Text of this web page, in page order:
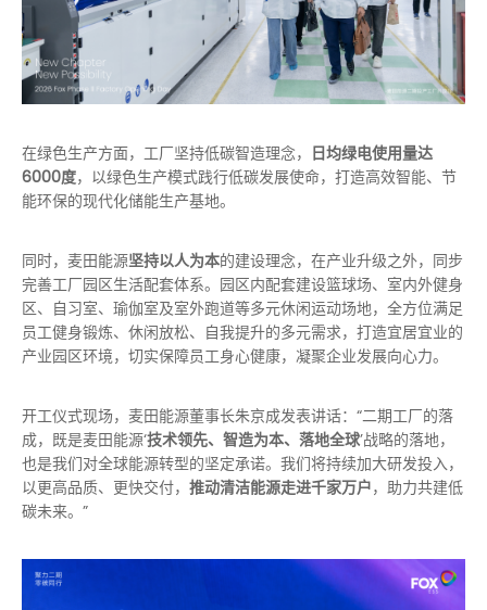
在绿色生产方面，工厂坚持低碳智造理念， 日均绿电使用量达
6000度，以绿色生产模式践行低碳发展使命，打造高效智能、节
能环保的现代化储能生产基地。
同时，麦田能源坚持以人为本的建设理念，在产业升级之外，同步
完善工厂园区生活配套体系。园区内配套建设篮球场、室内外健身
区、自习室、瑜伽室及室外跑道等多元休闲运动场地，全方位满足
员工健身锻炼、休闲放松、自我提升的多元需求，打造宜居宜业的
产业园区环境，切实保障员工身心健康，凝聚企业发展向心力。
开工仪式现场，麦田能源董事长朱京成发表讲话：“二期工厂的落
成，既是麦田能源‘技术领先、智造为本、落地全球’战略的落地，
也是我们对全球能源转型的坚定承诺。我们将持续加大研发投入，
以更高品质、更快交付， 推动清洁能源走进千家万户，助力共建低
碳未来。”